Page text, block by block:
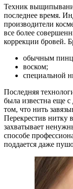
Техник
последнее время.
производители
все более
коррекции бровей.
обычным
воском;
специальной
Последняя
была известна еще с
том, что нить
Перекрестив нитку
захватывает
способе
поддается даже